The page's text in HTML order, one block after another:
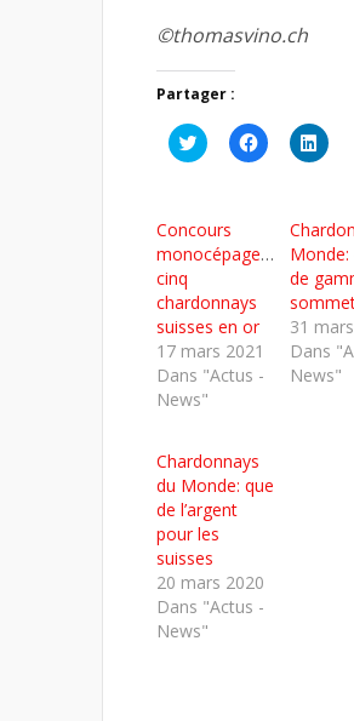
©thomasvino.ch
Partager :
Cliquez
pour
une
nouvelle
fenêtre)
Cliquez
pour
nouvelle
fenêtre)
pour
dans
une
Concours
monocépages :
cinq
chardonnays
suisses en or
17 mars 2021
Dans "Actus -
News"
de
31
Dans
News"
Chardonnays
du Monde: que
de l’argent
pour les
suisses
20 mars 2020
Dans "Actus -
News"